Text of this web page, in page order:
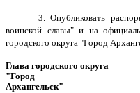
3. Опубликовать
воинской славы" и на
городского округа "Город
Глава городского округа
"Город
Архангельск"